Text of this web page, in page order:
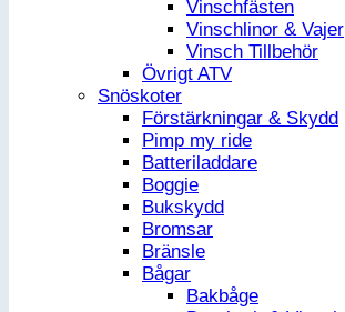
Vinschfästen
Vinschlinor & Vajer
Vinsch Tillbehör
Övrigt ATV
Snöskoter
Förstärkningar & Skydd
Pimp my ride
Batteriladdare
Boggie
Bukskydd
Bromsar
Bränsle
Bågar
Bakbåge